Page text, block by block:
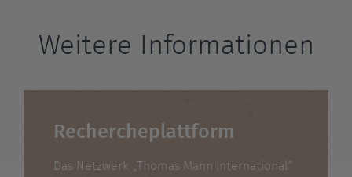
Weitere Informationen
Rechercheplattform
Das Netzwerk „Thomas Mann International“